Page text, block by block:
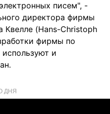
писем", -
директора фирмы
Квелле (Hans-Christoph
фирмы по
и
ДНЯ